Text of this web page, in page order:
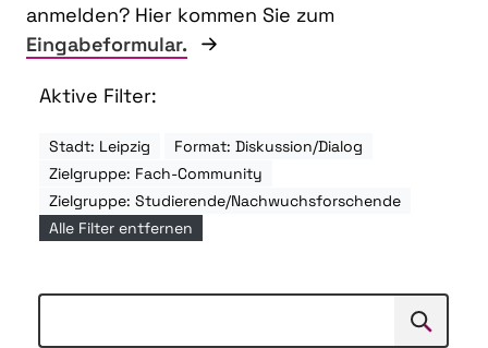
anmelden? Hier kommen Sie zum
Eingabeformular.
Aktive Filter:
Stadt: Leipzig
Format: Diskussion/Dialog
Zielgruppe: Fach-Community
Zielgruppe: Studierende/Nachwuchsforschende
Alle Filter entfernen
Suchen